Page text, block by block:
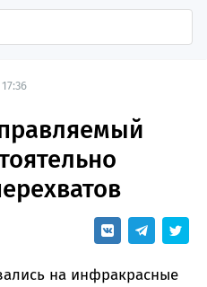
на инфракрасные